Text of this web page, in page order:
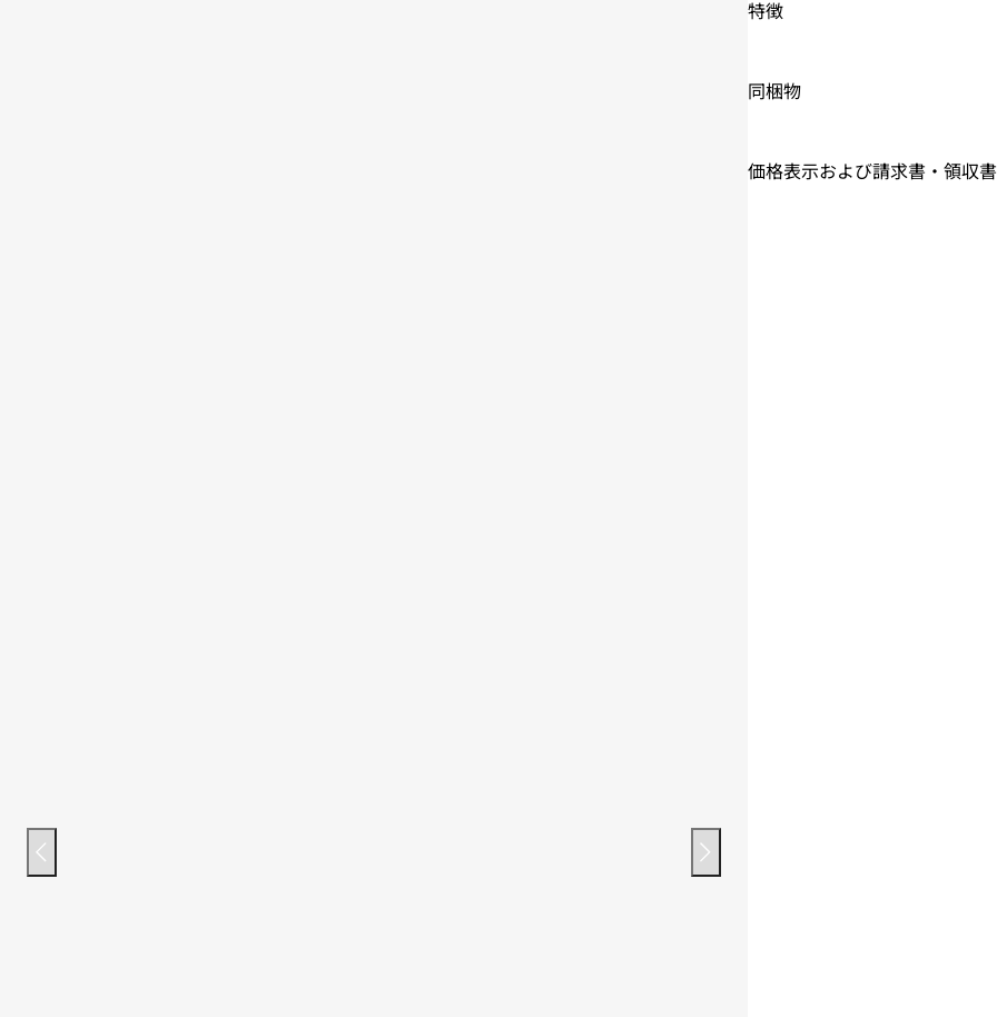
特徴
同梱物
価格表示および請求書・領収